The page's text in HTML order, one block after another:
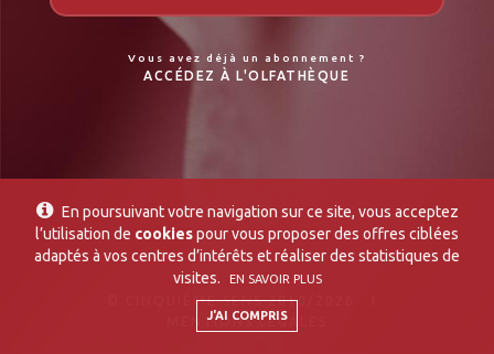
Vous avez déjà un abonnement ?
ACCÉDEZ À L'OLFATHÈQUE
© CINQUIÈME SENS 2010/2026 I
MENTIONS LÉGALES
En poursuivant votre navigation sur ce site, vous acceptez
l’utilisation de cookiespour vous proposer des offres ciblées
adaptés à vos centres d’intérêts et réaliser des statistiques de
visites.
EN SAVOIR PLUS
J'AI COMPRIS